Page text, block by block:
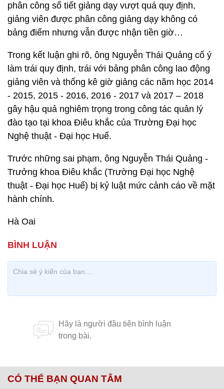
phân công số tiết giảng dạy vượt quá quy định,
giảng viên được phân công giảng dạy không có
bảng điểm nhưng vẫn được nhận tiền giờ…
Trong kết luận ghi rõ, ông Nguyễn Thái Quảng cố ý
làm trái quy định, trái với bảng phân công lao động
giảng viên và thống kê giờ giảng các năm học 2014
- 2015, 2015 - 2016, 2016 - 2017 và 2017 – 2018
gây hậu quả nghiêm trọng trong công tác quản lý
đào tạo tại khoa Điêu khắc của Trường Đại học
Nghệ thuật - Đại học Huế.
Trước những sai phạm, ông Nguyễn Thái Quảng -
Trưởng khoa Điêu khắc (Trường Đại học Nghệ
thuật - Đại học Huế) bị kỷ luật mức cảnh cáo về mặt
hành chính.
Hà Oai
CÓ THỂ BẠN QUAN TÂM